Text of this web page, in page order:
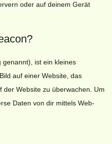
oder auf deinem Gerät
genannt), ist ein kleines
auf einer Website, das
der Website zu überwachen. Um
Daten von dir mittels Web-